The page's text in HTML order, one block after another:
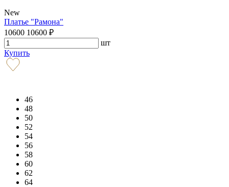
New
Платье "Рамона"
10600 10600 ₽
шт
Купить
46
48
50
52
54
56
58
60
62
64